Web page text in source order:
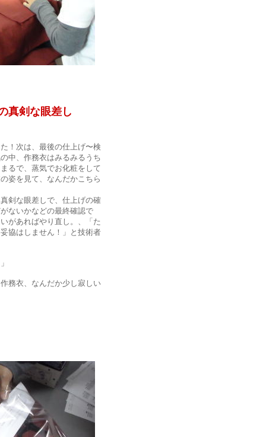
眼差し
！次は、最後の仕上げ〜検
中、作務衣はみるみるうち
るで、蒸気でお化粧をして
姿を見て、なんだかこちら
剣な眼差しで、仕上げの確
ないかなどの最終確認で
があればやり直し。、「た
協はしません！」と技術者
務衣、なんだか少し寂しい